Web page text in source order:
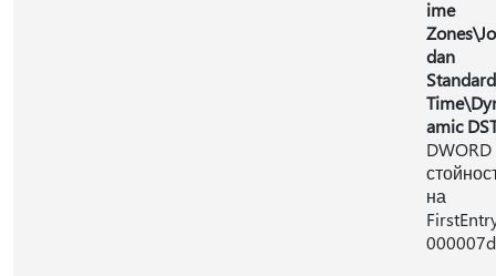
ime
dan
Standard
amic
DWORD
на